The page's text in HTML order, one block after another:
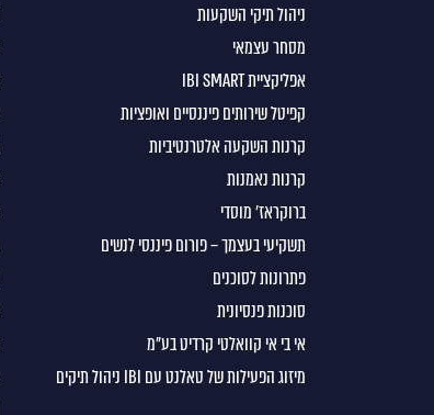
ניהול תיקי השקעות
מסחר עצמאי
אפליקציית IBI SMART
קפיטל שירותים פיננסיים ואופציות
קרנות השקעה אלטרנטיביות
קרנות נאמנות
ברוקראז’ מוסדי
תשקיעי בעצמך – פורום פיננסי לנשים
פתרונות לסוכנים
סוכנות פנסיונית
אי בי אי קוואלטי קרדיט בע"מ
מיזוג הפעילות של טאלנט עם IBI ניהול תיקים